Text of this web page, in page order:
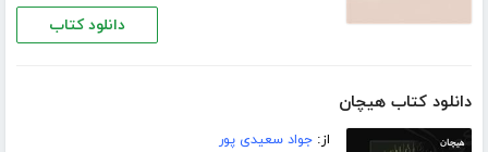
دانلود کتاب
دانلود کتاب هیچان
از:جواد سعیدی پور